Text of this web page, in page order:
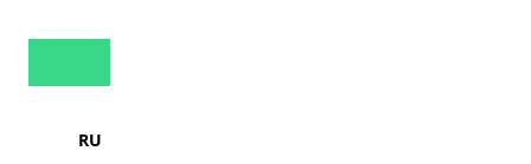
RU